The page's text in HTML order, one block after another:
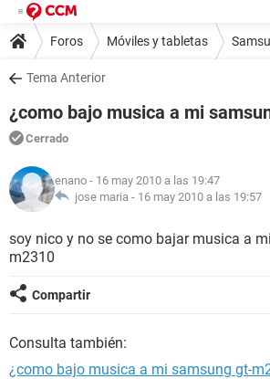
Foros Móviles y tabletas
Tema Anterior
¿como bajo musica a mi
Cerrado
enano - 16 may 2010 a las 19:47
jose maria - 16 may 2010 a las 19:57
soy nico y no se como bajar musica a
m2310
Compartir
Consulta también:
¿como bajo musica a mi samsung gt-